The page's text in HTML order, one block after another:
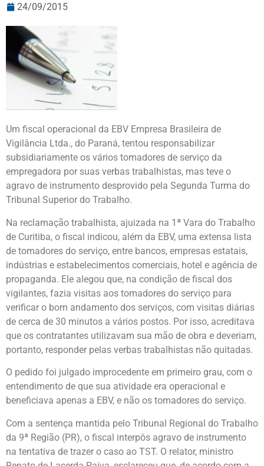
24/09/2015
Um fiscal operacional da EBV Empresa Brasileira de
Vigilância Ltda., do Paraná, tentou responsabilizar
subsidiariamente os vários tomadores de serviço da
empregadora por suas verbas trabalhistas, mas teve o
agravo de instrumento desprovido pela Segunda Turma do
Tribunal Superior do Trabalho.
Na reclamação trabalhista, ajuizada na 1ª Vara do Trabalho
de Curitiba, o fiscal indicou, além da EBV, uma extensa lista
de tomadores do serviço, entre bancos, empresas estatais,
indústrias e estabelecimentos comerciais, hotel e agência de
propaganda. Ele alegou que, na condição de fiscal dos
vigilantes, fazia visitas aos tomadores do serviço para
verificar o bom andamento dos serviços, com visitas diárias
de cerca de 30 minutos a vários postos. Por isso, acreditava
que os contratantes utilizavam sua mão de obra e deveriam,
portanto, responder pelas verbas trabalhistas não quitadas.
O pedido foi julgado improcedente em primeiro grau, com o
entendimento de que sua atividade era operacional e
beneficiava apenas a EBV, e não os tomadores do serviço.
Com a sentença mantida pelo Tribunal Regional do Trabalho
da 9ª Região (PR), o fiscal interpôs agravo de instrumento
na tentativa de trazer o caso ao TST. O relator, ministro